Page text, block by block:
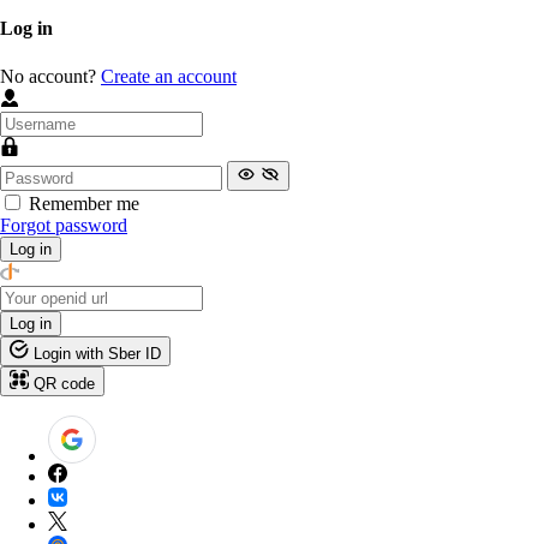
Log in
No account? Create an account
Remember me
Forgot password
Log in
Log in
Login with Sber ID
QR code